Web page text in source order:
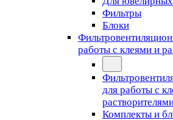
Фильтры
Блоки
работы с клеями и
для работы с
Комплекты и